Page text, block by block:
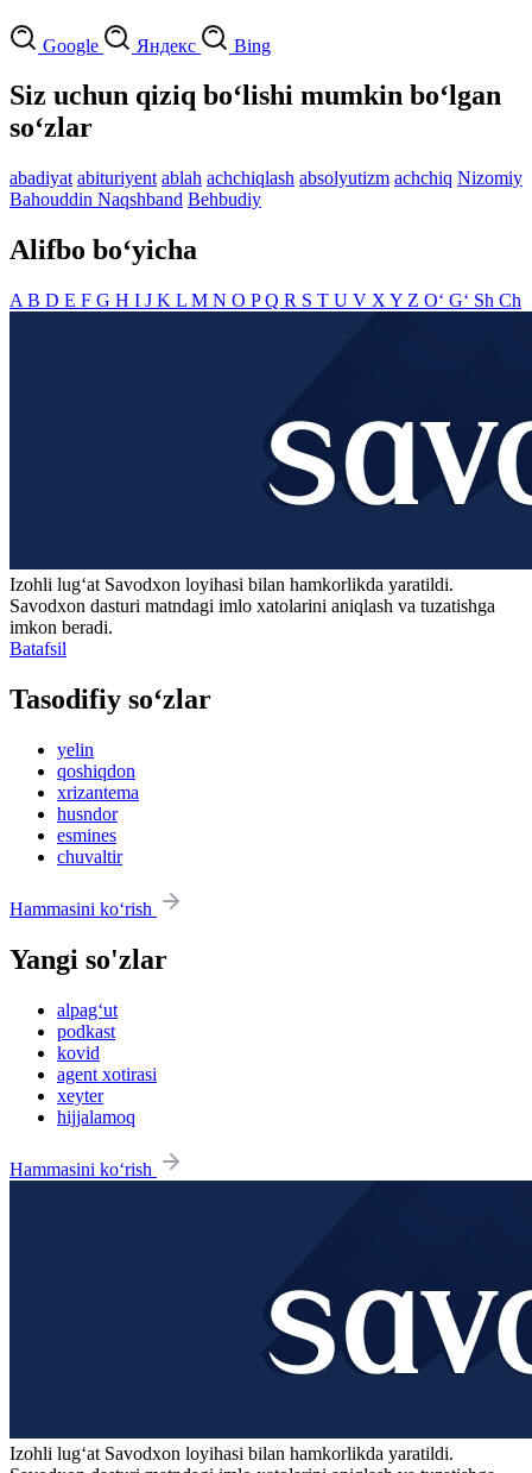
Google Яндекс Bing
Siz uchun qiziq bo‘lishi mumkin bo‘lgan
so‘zlar
abadiyat abituriyent ablah achchiqlash absolyutizm achchiq Nizomiy
Bahouddin Naqshband Behbudiy
Alifbo bo‘yicha
A B D E F G H I J K L M N O PQ R S T U V X Y Z O‘ G‘ Sh Ch
Izohli lugʻat Savodxon loyihasi bilan hamkorlikda yaratildi.
Savodxon dasturi matndagi imlo xatolarini aniqlash va tuzatishga
imkon beradi.
Batafsil
Tasodifiy so‘zlar
yelin
qoshiqdon
xrizantema
husndor
esmines
chuvaltir
Hammasini ko‘rish
Yangi so'zlar
alpag‘ut
podkast
kovid
agent xotirasi
xeyter
hijjalamoq
Hammasini ko‘rish
Izohli lugʻat Savodxon loyihasi bilan hamkorlikda yaratildi.